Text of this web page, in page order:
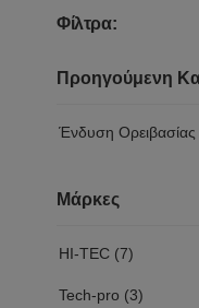
Φίλτρα:
Προηγούμενη
Ένδυση Ορειβασίας
Μάρκες
HI-TEC (7)
Tech-pro (3)